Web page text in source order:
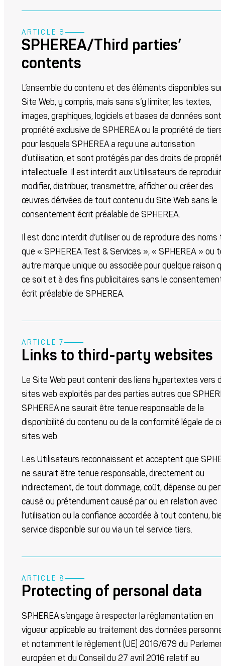
ARTICLE 6
SPHEREA/Third parties’
contents
L’ensemble du contenu et des éléments disponibles sur
Site Web, y compris, mais sans s’y limiter, les textes,
images, graphiques, logiciels et bases de données sont
propriété exclusive de SPHEREA ou la propriété de tiers
pour lesquels SPHEREA a reçu une autorisation
d’utilisation, et sont protégés par des droits de
intellectuelle. Il est interdit aux Utilisateurs de
modifier, distribuer, transmettre, afficher ou créer des
œuvres dérivées de tout contenu du Site Web sans le
consentement écrit préalable de SPHEREA.
Il est donc interdit d’utiliser ou de reproduire des noms
que « SPHEREA Test & Services », « SPHEREA » ou
autre marque unique ou associée pour quelque raison
ce soit et à des fins publicitaires sans le consentement
écrit préalable de SPHEREA.
ARTICLE 7
Links to third-party websites
Le Site Web peut contenir des liens hypertextes vers
sites web exploités par des parties autres que
SPHEREA ne saurait être tenue responsable de la
disponibilité du contenu ou de la conformité légale de
sites web.
Les Utilisateurs reconnaissent et acceptent que
ne saurait être tenue responsable, directement ou
indirectement, de tout dommage, coût, dépense ou
causé ou prétendument causé par ou en relation avec
l’utilisation ou la confiance accordée à tout contenu,
service disponible sur ou via un tel service tiers.
ARTICLE 8
Protecting of personal data
SPHEREA s’engage à respecter la réglementation en
vigueur applicable au traitement des données
et notamment le règlement (UE) 2016/679 du
européen et du Conseil du 27 avril 2016 relatif au